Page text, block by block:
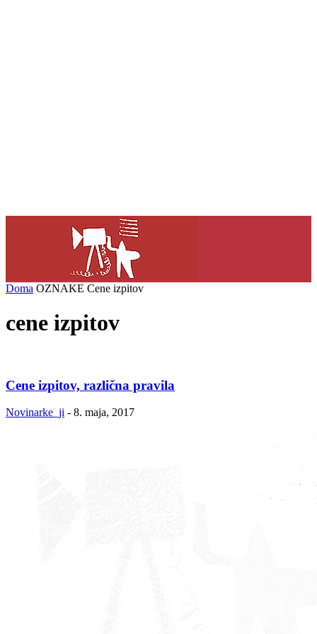
Doma OZNAKE Cene izpitov
cene izpitov
Cene izpitov, različna pravila
Novinarke_ji - 8. maja, 2017